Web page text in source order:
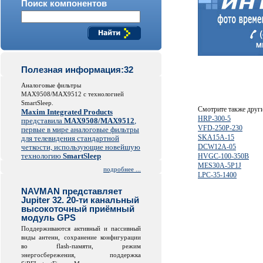
Поиск компонентов
Полезная информация:32
Аналоговые фильтры
MAX9508/MAX9512 с технологией
SmartSleep.
Maxim Integrated Products
представила MAX9508/MAX9512,
первые в мире аналоговые фильтры
для телевидения стандартной
четкости, использующие новейшую
технологию SmartSleep
подробнее ...
NAVMAN представляет
Jupiter 32. 20-ти канальный
высокоточный приёмный
модуль GPS
Поддерживаются активный и пассивный
виды антенн, сохранение конфигурации
во flash-памяти, режим
энергосбережения, поддержка
Смотрите также
HRP-300-5
VFD-250P-230
SKA15A-15
DCW12A-05
HVGC-100-350B
MES30A-5P1J
LPC-35-1400